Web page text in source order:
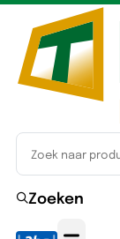
Zoeken